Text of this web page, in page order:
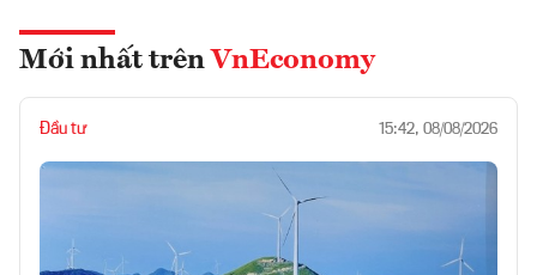
Mới nhất trên VnEconomy
Đầu tư 15:42, 08/08/2026